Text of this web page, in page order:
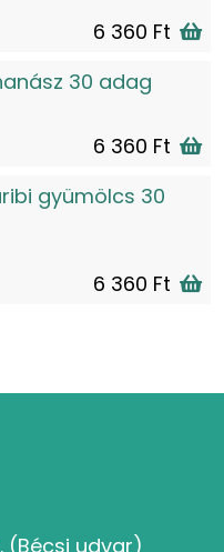
6 360 Ft
30 adag
6 360 Ft
gyümölcs 30
6 360 Ft
(Bécsi udvar)